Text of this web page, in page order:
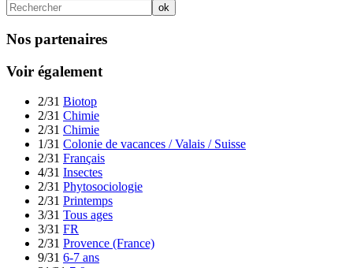
Nos partenaires
Voir également
2/31 Biotop
2/31 Chimie
2/31 Chimie
1/31 Colonie de vacances / Valais / Suisse
2/31 Français
4/31 Insectes
2/31 Phytosociologie
2/31 Printemps
3/31 Tous ages
3/31 FR
2/31 Provence (France)
9/31 6-7 ans